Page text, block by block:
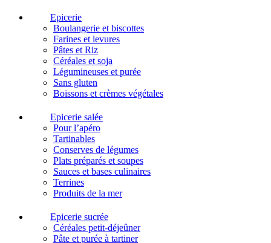
Epicerie
Boulangerie et biscottes
Farines et levures
Pâtes et Riz
Céréales et soja
Légumineuses et purée
Sans gluten
Boissons et crèmes végétales
Epicerie salée
Pour l’apéro
Tartinables
Conserves de légumes
Plats préparés et soupes
Sauces et bases culinaires
Terrines
Produits de la mer
Epicerie sucrée
Céréales petit-déjeûner
Pâte et purée à tartiner